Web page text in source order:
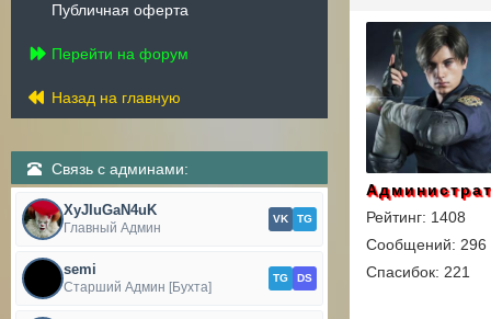
Публичная оферта
Перейти на форум
Назад на главную
Связь с админами:
XyJIuGaN4uK
Главный Админ
VK TG
semi
Старший Админ [Бухта]
TG DS
Рейтинг: 1408
Сообщений: 296
Спасибок: 221